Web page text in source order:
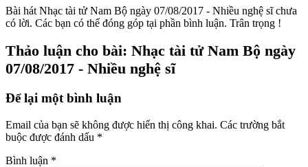
Bài hát Nhạc tài tử Nam Bộ ngày 07/08/2017 - Nhiều nghệ sĩ chưa
có lời. Các bạn có thể đóng góp tại phần bình luận. Trân trọng !
Thảo luận cho bài: Nhạc tài tử Nam Bộ ngày
07/08/2017 - Nhiều nghệ sĩ
Để lại một bình luận
Email của bạn sẽ không được hiển thị công khai. Các trường bắt
buộc được đánh dấu *
Bình luận *